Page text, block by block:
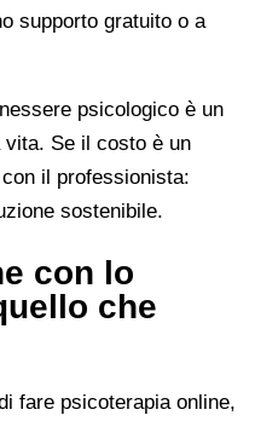
supporto gratuito o a
psicologico è un
Se il costo è un
il professionista:
sostenibile.
con lo
che
fare psicoterapia online,